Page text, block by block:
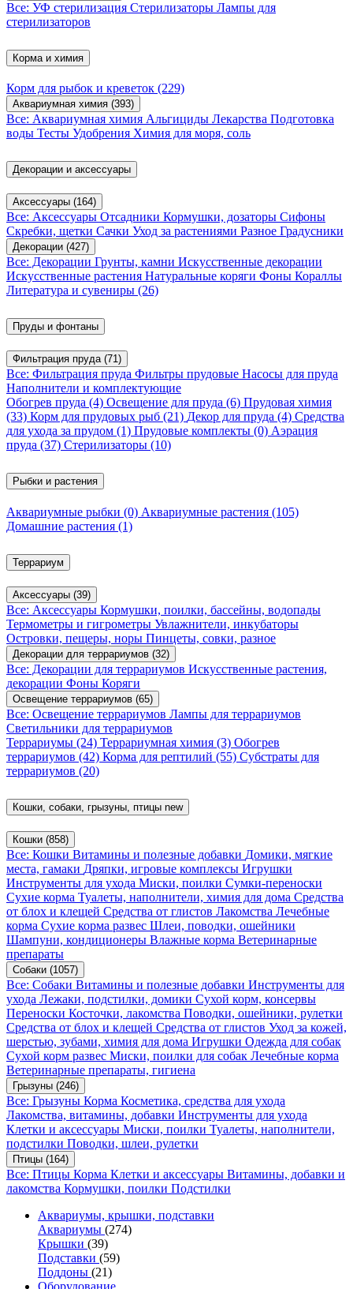
Все: УФ стерилизация Стерилизаторы Лампы для
стерилизаторов
Корма и химия
Корм для рыбок и креветок (229)
Аквариумная химия (393)
Все: Аквариумная химия Альгициды Лекарства Подготовка
воды Тесты Удобрения Химия для моря, соль
Декорации и аксессуары
Аксессуары (164)
Все: Аксессуары Отсадники Кормушки, дозаторы Сифоны
Скребки, щетки Сачки Уход за растениями Разное Градусники
Декорации (427)
Все: Декорации Грунты, камни Искусственные декорации
Искусственные растения Натуральные коряги Фоны Кораллы
Литература и сувениры (26)
Пруды и фонтаны
Фильтрация пруда (71)
Все: Фильтрация пруда Фильтры прудовые Насосы для пруда
Наполнители и комплектующие
Обогрев пруда (4) Освещение для пруда (6) Прудовая химия
(33) Корм для прудовых рыб (21) Декор для пруда (4) Средства
для ухода за прудом (1) Прудовые комплекты (0) Аэрация
пруда (37) Стерилизаторы (10)
Рыбки и растения
Аквариумные рыбки (0) Аквариумные растения (105)
Домашние растения (1)
Террариум
Аксессуары (39)
Все: Аксессуары Кормушки, поилки, бассейны, водопады
Термометры и гигрометры Увлажнители, инкубаторы
Островки, пещеры, норы Пинцеты, совки, разное
Декорации для террариумов (32)
Все: Декорации для террариумов Искусственные растения,
декорации Фоны Коряги
Освещение террариумов (65)
Все: Освещение террариумов Лампы для террариумов
Светильники для террариумов
Террариумы (24) Террариумная химия (3) Обогрев
террариумов (42) Корма для рептилий (55) Субстраты для
террариумов (20)
Кошки, собаки, грызуны, птицы new
Кошки (858)
Все: Кошки Витамины и полезные добавки Домики, мягкие
места, гамаки Дряпки, игровые комплексы Игрушки
Инструменты для ухода Миски, поилки Сумки-переноски
Сухие корма Туалеты, наполнители, химия для дома Средства
от блох и клещей Средства от глистов Лакомства Лечебные
корма Сухие корма развес Шлеи, поводки, ошейники
Шампуни, кондиционеры Влажные корма Ветеринарные
препараты
Собаки (1057)
Все: Собаки Витамины и полезные добавки Инструменты для
ухода Лежаки, подстилки, домики Сухой корм, консервы
Переноски Косточки, лакомства Поводки, ошейники, рулетки
Средства от блох и клещей Средства от глистов Уход за кожей,
шерстью, зубами, химия для дома Игрушки Одежда для собак
Сухой корм развес Миски, поилки для собак Лечебные корма
Ветеринарные препараты, гигиена
Грызуны (246)
Все: Грызуны Корма Косметика, средства для ухода
Лакомства, витамины, добавки Инструменты для ухода
Клетки и аксессуары Миски, поилки Туалеты, наполнители,
подстилки Поводки, шлеи, рулетки
Птицы (164)
Все: Птицы Корма Клетки и аксессуары Витамины, добавки и
лакомства Кормушки, поилки Подстилки
Аквариумы, крышки, подставки
Аквариумы (274)
Крышки (39)
Подставки (59)
Поддоны (21)
Оборудование